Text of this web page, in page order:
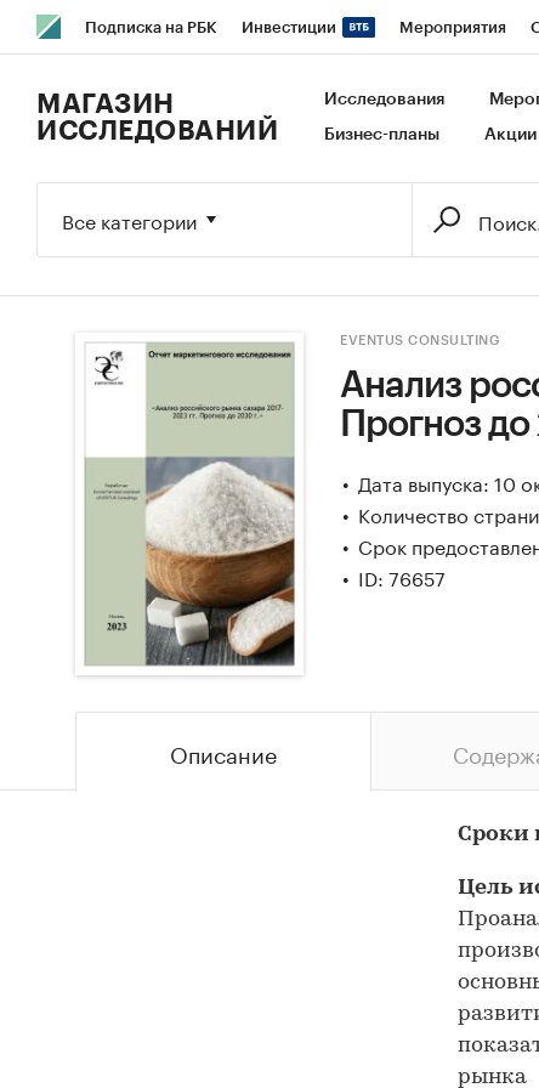
Подписка на РБК Инвестиции Мероприятия
Исследования Кредитные рейтинги Франшизы
МАГАЗИН
ИССЛЕДОВАНИЙ
Исследования
Бизнес-планы Акции
Все категории
EVENTUS CONSULTING
Анализ
Прогноз до
Дата выпуска: 10
Количество
Срок
ID: 76657
Описание
Сроки
Цель
рынка